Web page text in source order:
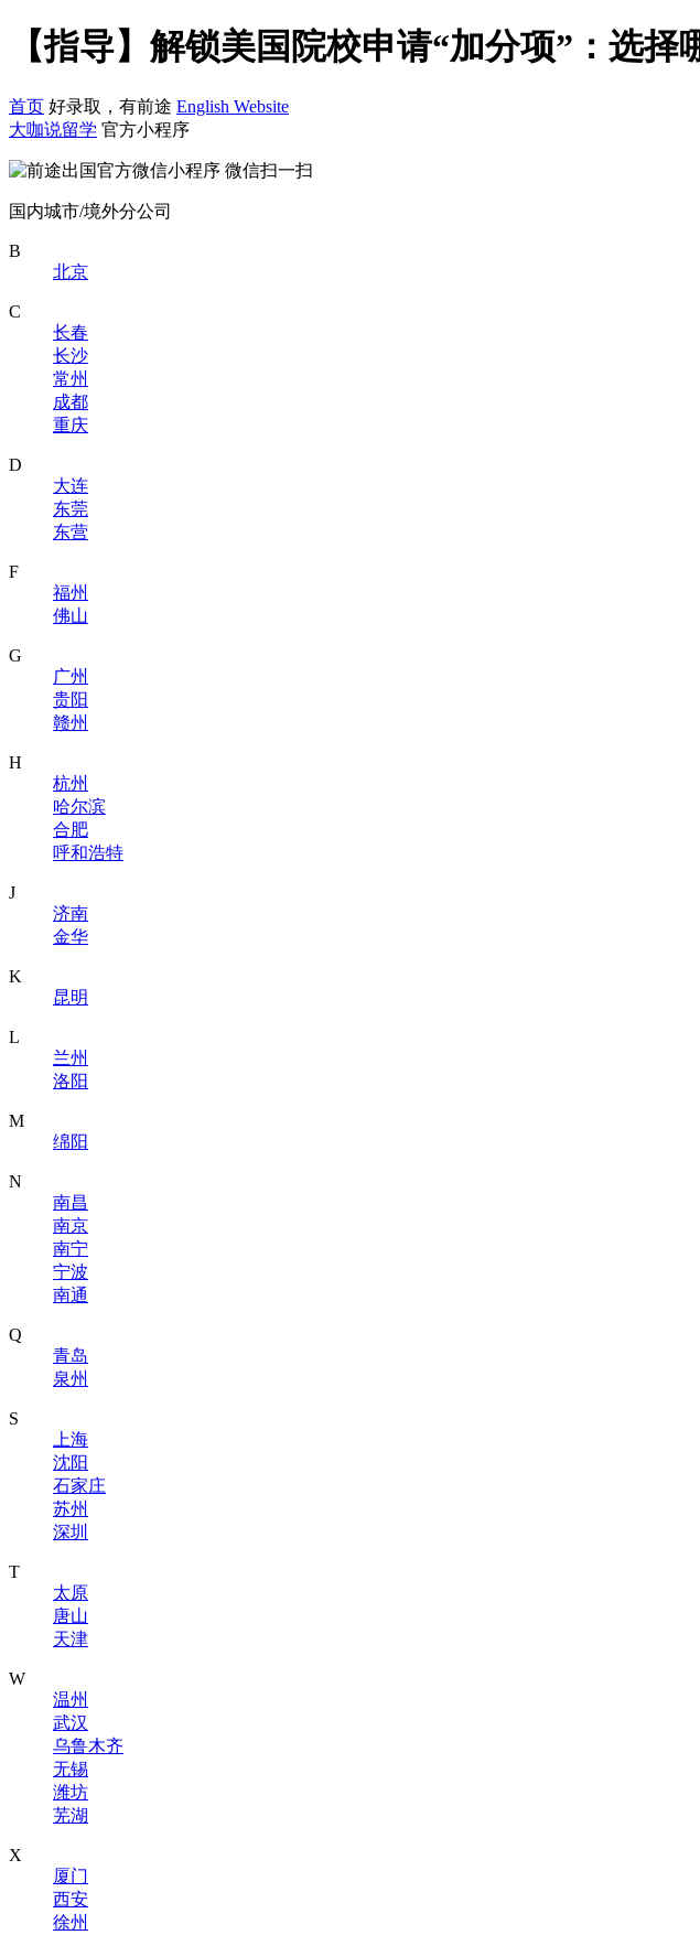
【指导】解锁美国院校申请“加分项”：选
首页 好录取，有前途 English Website
大咖说留学 官方小程序
微信扫一扫
国内城市/境外分公司
B
北京
C
长春
长沙
常州
成都
重庆
D
大连
东莞
东营
F
福州
佛山
G
广州
贵阳
赣州
H
杭州
哈尔滨
合肥
呼和浩特
J
济南
金华
K
昆明
L
兰州
洛阳
M
绵阳
N
南昌
南京
南宁
宁波
南通
Q
青岛
泉州
S
上海
沈阳
石家庄
苏州
深圳
T
太原
唐山
天津
W
温州
武汉
乌鲁木齐
无锡
潍坊
芜湖
X
厦门
西安
徐州